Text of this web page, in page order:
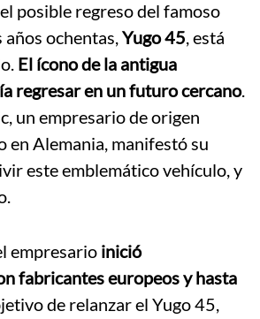
posible regreso del famoso
años ochentas,Yugo 45, está
El ícono de la antigua
regresar en un futuro cercano.
un empresario de origen
en Alemania, manifestó su
este emblemático vehículo, y
empresario inició
fabricantes europeos y hasta
de relanzar el Yugo 45,